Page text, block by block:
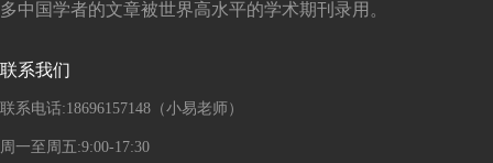
多中国学者的文章被世界高水平的学术期刊录用。
联系我们
联系电话:18696157148（小易老师）
周一至周五:9:00-17:30